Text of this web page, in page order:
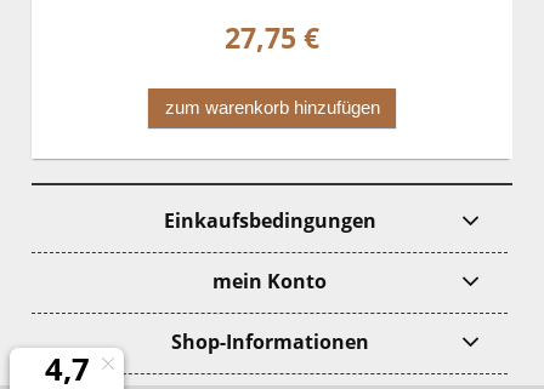
27,75 €
zum warenkorb hinzufügen
Einkaufsbedingungen
mein Konto
Shop-Informationen